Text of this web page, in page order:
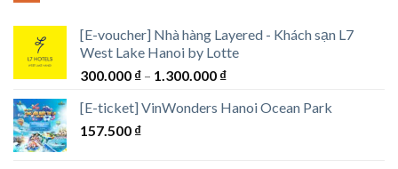
1.500.000 ₫
[E-voucher] Nhà hàng Layered - Khách sạn L7
West Lake Hanoi by Lotte
300.000 ₫ – 1.300.000 ₫Khoảng
từ
[E-ticket] VinWonders Hanoi Ocean Park
157.500 ₫